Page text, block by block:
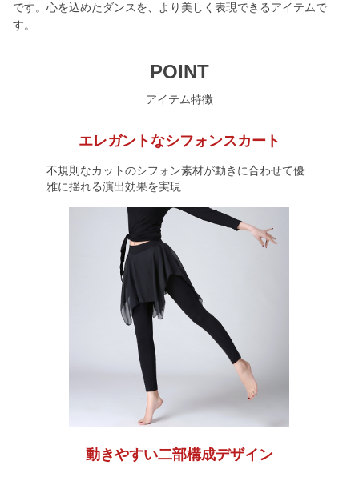
です。心を込めたダンスを、より美しく表現できるアイテムで
す。
POINT
アイテム特徴
エレガントなシフォンスカート
不規則なカットのシフォン素材が動きに合わせて優
雅に揺れる演出効果を実現
動きやすい二部構成デザイン